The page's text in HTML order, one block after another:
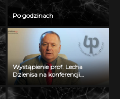
Po godzinach
Wystąpienie prof. Lecha
Dzienisa na konferencji
„Integration, partnership and
innovations in civil engineering
and education”